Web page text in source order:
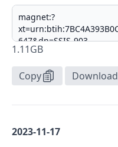
1.11GB
Copy Download
2023-11-17